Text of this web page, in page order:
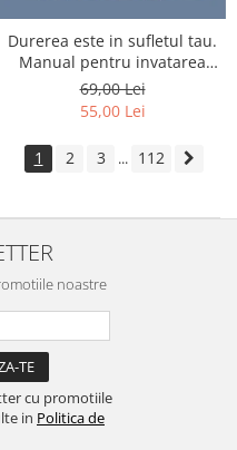
Durerea este in sufletul tau.
Manual pentru invatarea
limbajului stresurilor Seria
Invata sa te Ierti Luule Viilma
69,00 Lei
55,00 Lei
1 2 3 ... 112
noastre
cu promotiile
in Politica de